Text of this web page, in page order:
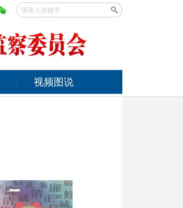
视频图说